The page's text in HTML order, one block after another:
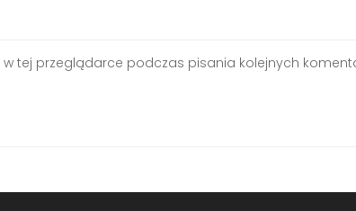
tej przeglądarce podczas pisania kolejnych